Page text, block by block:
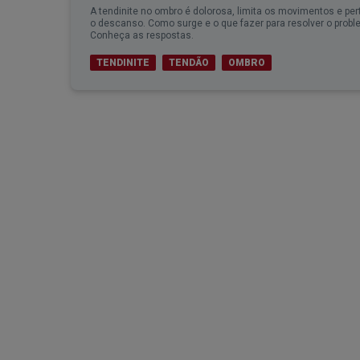
A tendinite no ombro é dolorosa, limita os movimentos e
o descanso. Como surge e o que fazer para resolver o
Conheça as respostas.
TENDINITE TENDÃO OMBRO